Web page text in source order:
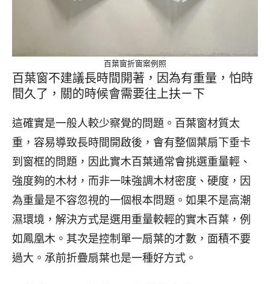
百葉窗折窗案例照
百葉窗不建議長時間開著，因為有重量，怕時
間久了，關的時候會需要往上扶ㄧ下
這確實是一般人較少察覺的問題。百葉窗材質太
重，容易導致長時間開啟後，會有整個葉扇下垂卡
到窗框的問題，因此實木百葉通常會挑選重量輕、
強度夠的木材，而非一味強調木材密度、硬度，因
為重量是不容忽視的一個根本問題。如果不是高潮
濕環境，解決方式是選用重量較輕的實木百葉，例
如鳳凰木。其次是控制單一扇葉的才數，面積不要
過大。承前折疊扇葉也是一種好方式。